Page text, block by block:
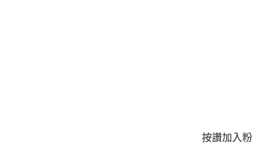
按讚加入粉